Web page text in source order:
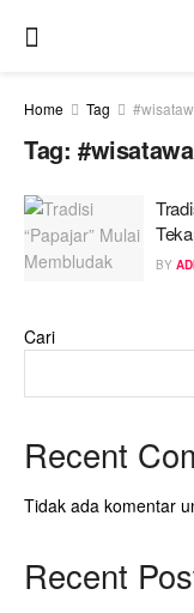
Home Tag
Tag:
BY
Cari
Recent
Tidak ada komentar
Recent